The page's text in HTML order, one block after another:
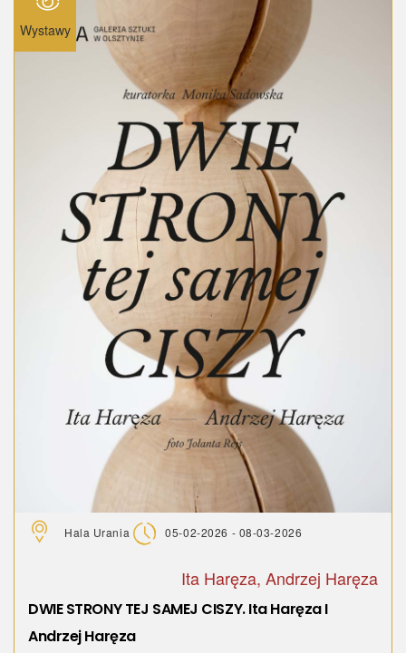
Wystawy
Hala Urania 05-02-2026 - 08-03-2026
Ita Haręza, Andrzej Haręza
DWIE STRONY TEJ SAMEJ CISZY. Ita Haręza I
Andrzej Haręza